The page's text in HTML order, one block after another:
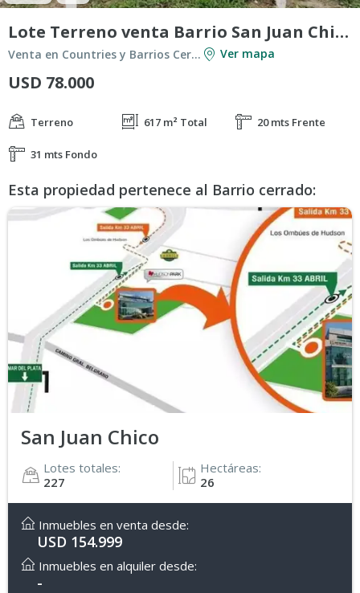
Lote Terreno venta Barrio San Juan Chico
Venta en Countries y Barrios Cerrados en Berazategui Ver mapa
USD 78.000
Terreno 617 m² Total 20 mts Frente
31 mts Fondo
Esta propiedad pertenece al Barrio cerrado:
San Juan Chico
Lotes totales:
227
Hectáreas:
26
Inmuebles en venta desde:
USD 154.999
Inmuebles en alquiler desde:
-